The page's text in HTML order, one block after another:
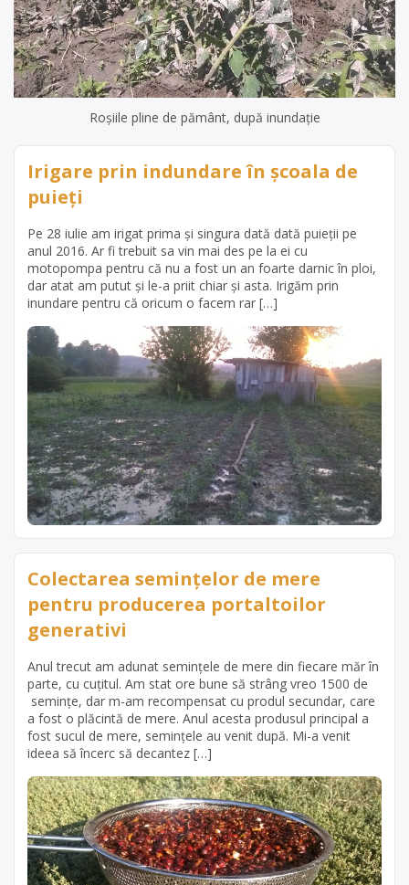
Roșiile pline de pământ, după inundație
Irigare prin indundare în școala de
puieți
Pe 28 iulie am irigat prima și singura dată dată puieții pe
anul 2016. Ar fi trebuit sa vin mai des pe la ei cu
motopompa pentru că nu a fost un an foarte darnic în ploi,
dar atat am putut și le-a priit chiar și asta. Irigăm prin
inundare pentru că oricum o facem rar […]
Colectarea semințelor de mere
pentru producerea portaltoilor
generativi
Anul trecut am adunat semințele de mere din fiecare măr în
parte, cu cuțitul. Am stat ore bune să strâng vreo 1500 de
semințe, dar m-am recompensat cu produl secundar, care
a fost o plăcintă de mere. Anul acesta produsul principal a
fost sucul de mere, semințele au venit după. Mi-a venit
ideea să încerc să decantez […]